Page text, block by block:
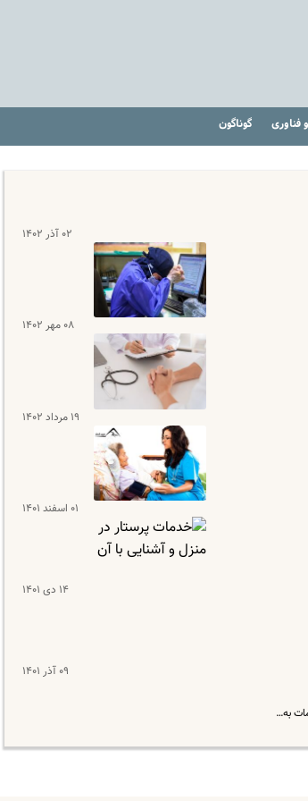
فناوری گوناگون
۰۲ آذر ۱۴۰۲
۰۸ مهر ۱۴۰۲
۱۹ مرداد ۱۴۰۲
۰۱ اسفند ۱۴۰۱
۱۴ دی ۱۴۰۱
۰۹ آذر ۱۴۰۱